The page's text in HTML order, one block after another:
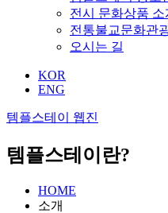
전시 문화상품 소
전통불교문화관
오시는 길
KOR
ENG
템플스테이 웹진
템플스테이란?
HOME
소개